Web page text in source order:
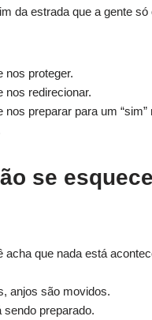
da estrada que a gente
nos proteger.
nos redirecionar.
nos preparar para um
se
acha que nada está
anjos são movidos.
preparado.